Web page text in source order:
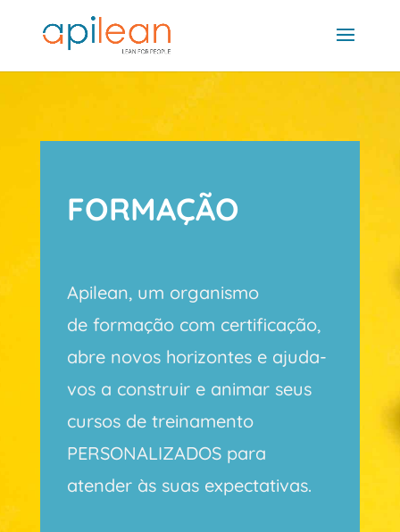
FORMAÇÃO
Apilean, um organismo
de formaçãocom certificação,
abre novos horizontes e ajuda-
vos a construir e animar seus
cursos de treinamento
PERSONALIZADOS para
atender às suas expectativas.